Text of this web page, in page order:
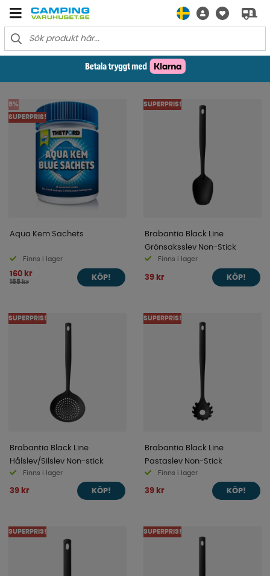
5%
SUPERPRIS!
Aqua Kem Sachets
Finns i lager
160 kr
168 kr
KÖP!
SUPERPRIS!
Brabantia Black Line
Grönsaksslev Non-Stick
Finns i lager
39 kr KÖP!
SUPERPRIS!
Brabantia Black Line
Hålslev/Silslev Non-stick
Finns i lager
39 kr KÖP!
SUPERPRIS!
Brabantia Black Line
Pastaslev Non-Stick
Finns i lager
39 kr KÖP!
SUPERPRIS! SUPERPRIS!